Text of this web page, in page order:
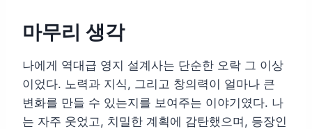
마무리 생각
나에게 역대급 영지 설계사는 단순한 오락 그 이상
이었다. 노력과 지식, 그리고 창의력이 얼마나 큰
변화를 만들 수 있는지를 보여주는 이야기였다. 나
는 자주 웃었고, 치밀한 계획에 감탄했으며, 등장인